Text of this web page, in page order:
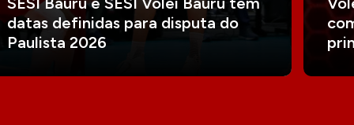
datas definidas para disputa do
Paulista 2026